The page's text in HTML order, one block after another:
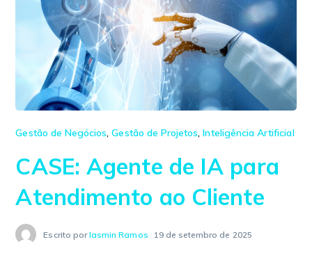
Gestão de Negócios,Gestão de Projetos,Inteligência Artificial
CASE: Agente de IA para
Atendimento ao Cliente
Escrito porIasmin Ramos 19 de setembro de 2025